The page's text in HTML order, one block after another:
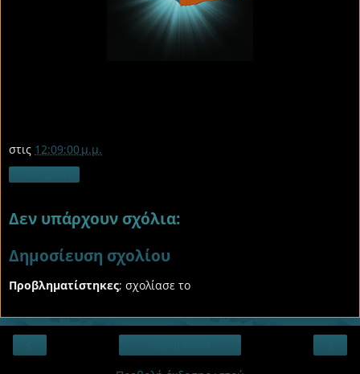
στις 12:09:00 μ.μ.
Δεν υπάρχουν σχόλια:
Δημοσίευση σχολίου
Προβληματίστηκες; σχολίασε το